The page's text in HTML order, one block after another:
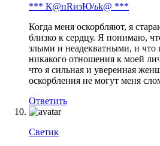
*** К@пRизЮ/ьk@ ***
Когда меня оскорбляют, я
близко к сердцу. Я понимаю,
злыми и неадекватными, и что
никакого отношения к моей
что я сильная и уверенная
оскорбления не могут меня
Ответить
Светик